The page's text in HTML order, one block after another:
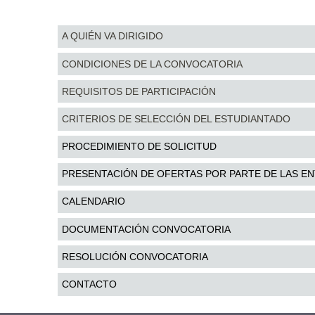
A QUIÉN VA DIRIGIDO
CONDICIONES DE LA CONVOCATORIA
REQUISITOS DE PARTICIPACIÓN
CRITERIOS DE SELECCIÓN DEL ESTUDIANTADO
PROCEDIMIENTO DE SOLICITUD
PRESENTACIÓN DE OFERTAS POR PARTE DE LAS
CALENDARIO
DOCUMENTACIÓN CONVOCATORIA
RESOLUCIÓN CONVOCATORIA
CONTACTO